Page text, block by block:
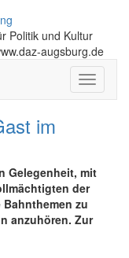
Politik und Kultur
augsburg.de
Toggle
im
Gelegenheit, mit
der
zu
anzuhören. Zur